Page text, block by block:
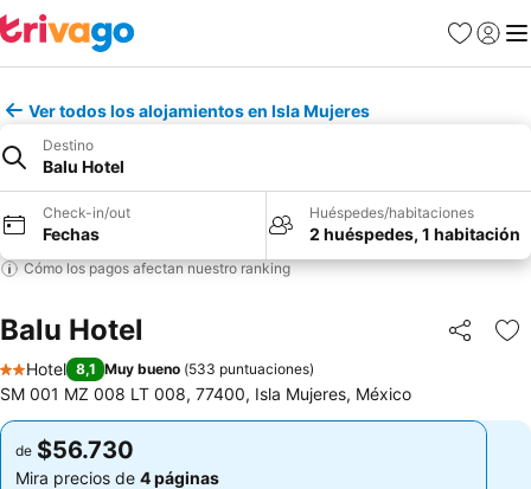
Favoritos
Iniciar
Ver todos los alojamientos en Isla Mujeres
Destino
Balu Hotel
Check-in/out
Fechas
Huéspedes/habitaciones
2 huéspedes, 1 habitación
Cómo los pagos afectan nuestro ranking
Balu Hotel Compartir
2 Estrellas
Hotel 8,1 Muy bueno (533 puntuaciones)
SM 001 MZ 008 LT 008, 77400, Isla Mujeres, México
de $56.730
Mira precios de 4 páginas
de $56.730
Mira precios de 4 páginas